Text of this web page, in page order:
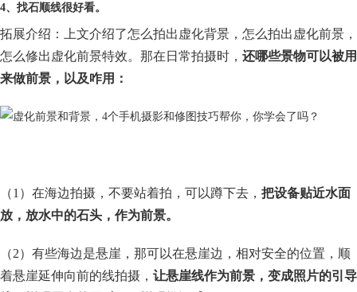
4、找石顺线很好看。
拓展介绍：上文介绍了怎么拍出虚化背景，怎么拍出虚化前景，
怎么修出虚化前景特效。那在日常拍摄时， 还哪些景物可以被用
来做前景，以及咋用：
（1）在海边拍摄，不要站着拍，可以蹲下去， 把设备贴近水面
放，放水中的石头，作为前景。
（2）有些海边是悬崖，那可以在悬崖边，相对安全的位置，顺
着悬崖延伸向前的线拍摄， 让悬崖线作为前景，变成照片的引导